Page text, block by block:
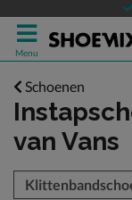
Menu
Schoenen
van Vans
over